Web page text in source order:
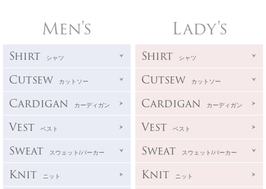
Men's
Shirt シャツ
Cutsew カットソー
Cardigan カーディガン
Vest ベスト
Sweat スウェット/パーカー
Knit ニット
Lady's
Shirt シャツ
Cutsew カットソー
Cardigan カーディガン
Vest ベスト
Sweat スウェット/パーカー
Knit ニット